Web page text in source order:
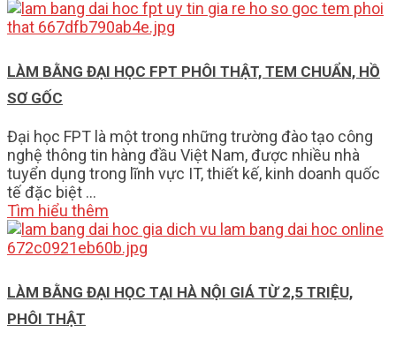
LÀM BẰNG ĐẠI HỌC FPT PHÔI THẬT, TEM CHUẨN, HỒ
SƠ GỐC
Đại học FPT là một trong những trường đào tạo công
nghệ thông tin hàng đầu Việt Nam, được nhiều nhà
tuyển dụng trong lĩnh vực IT, thiết kế, kinh doanh quốc
tế đặc biệt …
Tìm hiểu thêm
LÀM BẰNG ĐẠI HỌC TẠI HÀ NỘI GIÁ TỪ 2,5 TRIỆU,
PHÔI THẬT